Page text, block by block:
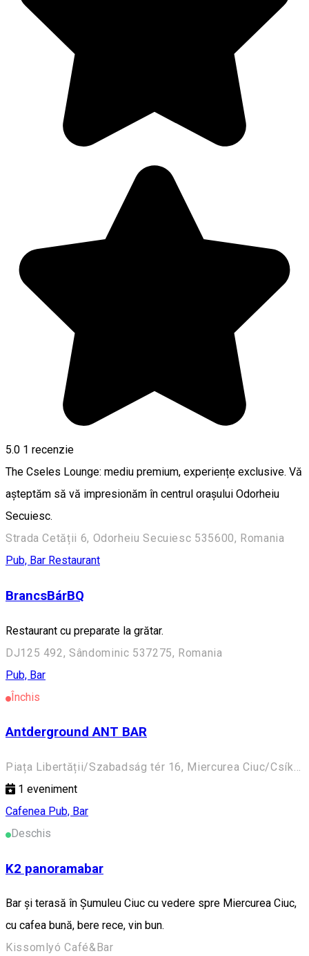
5.0 1 recenzie
The Cseles Lounge: mediu premium, experiențe exclusive. Vă
așteptăm să vă impresionăm în centrul orașului Odorheiu
Secuiesc.
Strada Cetății 6, Odorheiu Secuiesc 535600, Romania
Pub, Bar Restaurant
BrancsBárBQ
Restaurant cu preparate la grătar.
DJ125 492, Sândominic 537275, Romania
Pub, Bar
Închis
Antderground ANT BAR
Piața Libertății/Szabadság tér 16, Miercurea Ciuc/Csíkszereda 530100, Romania
1 eveniment
Cafenea Pub, Bar
Deschis
K2 panoramabar
Bar și terasă în Șumuleu Ciuc cu vedere spre Miercurea Ciuc,
cu cafea bună, bere rece, vin bun.
Kissomlyó Café&Bar